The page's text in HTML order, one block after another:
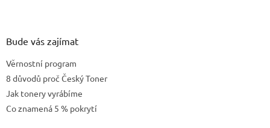
Bude vás zajímat
Věrnostní program
8 důvodů proč Český Toner
Jak tonery vyrábíme
Co znamená 5 % pokrytí